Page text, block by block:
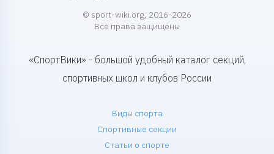
© sport-wiki.org, 2016-2026
Все права защищены
«СпортВики» - большой удобный каталог секций,
спортивных школ и клубов России
Виды спорта
Спортивные секции
Статьи о спорте